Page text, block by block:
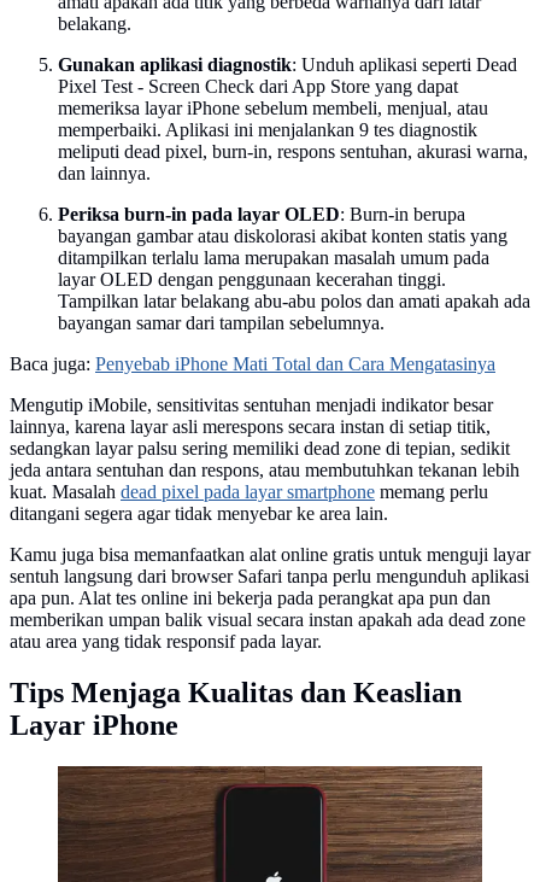
belakang.
Gunakan aplikasi diagnostik: Unduh aplikasi seperti Dead
Pixel Test - Screen Check dari App Store yang dapat
memeriksa layar iPhone sebelum membeli, menjual, atau
memperbaiki. Aplikasi ini menjalankan 9 tes diagnostik
meliputi dead pixel, burn-in, respons sentuhan, akurasi warna,
dan lainnya.
Periksa burn-in pada layar OLED: Burn-in berupa
bayangan gambar atau diskolorasi akibat konten statis yang
ditampilkan terlalu lama merupakan masalah umum pada
layar OLED dengan penggunaan kecerahan tinggi.
Tampilkan latar belakang abu-abu polos dan amati apakah ada
bayangan samar dari tampilan sebelumnya.
Baca juga: Penyebab iPhone Mati Total dan Cara Mengatasinya
Mengutip iMobile, sensitivitas sentuhan menjadi indikator besar
lainnya, karena layar asli merespons secara instan di setiap titik,
sedangkan layar palsu sering memiliki dead zone di tepian, sedikit
jeda antara sentuhan dan respons, atau membutuhkan tekanan lebih
kuat. Masalah dead pixel pada layar smartphone memang perlu
ditangani segera agar tidak menyebar ke area lain.
Kamu juga bisa memanfaatkan alat online gratis untuk menguji layar
sentuh langsung dari browser Safari tanpa perlu mengunduh aplikasi
apa pun. Alat tes online ini bekerja pada perangkat apa pun dan
memberikan umpan balik visual secara instan apakah ada dead zone
atau area yang tidak responsif pada layar.
Tips Menjaga Kualitas dan Keaslian
Layar iPhone